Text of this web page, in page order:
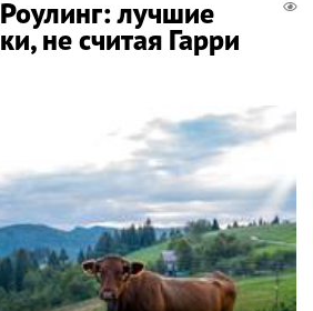
лучшие
не считая Гарри